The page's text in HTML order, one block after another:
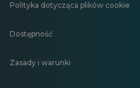
Polityka dotycząca plików cookie
Dostępność
Zasady i warunki